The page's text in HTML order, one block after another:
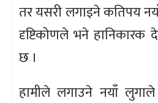
तर यसरी लगाइने कतिपय
दृष्टिकोणले भने हानिकारक
छ ।
हामीले लगाउने नयाँ लुगाले